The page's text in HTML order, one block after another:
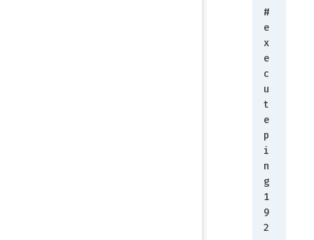
#
e
x
e
c
u
t
e
p
i
n
g
1
9
2